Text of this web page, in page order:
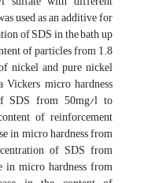
used as an additive for
of SDS in the bath up
of particles from 1.8
nickel and pure nickel
Vickers micro hardness
SDS from 50mg/l to
of reinforcement
in micro hardness from
of SDS from
in micro hardness from